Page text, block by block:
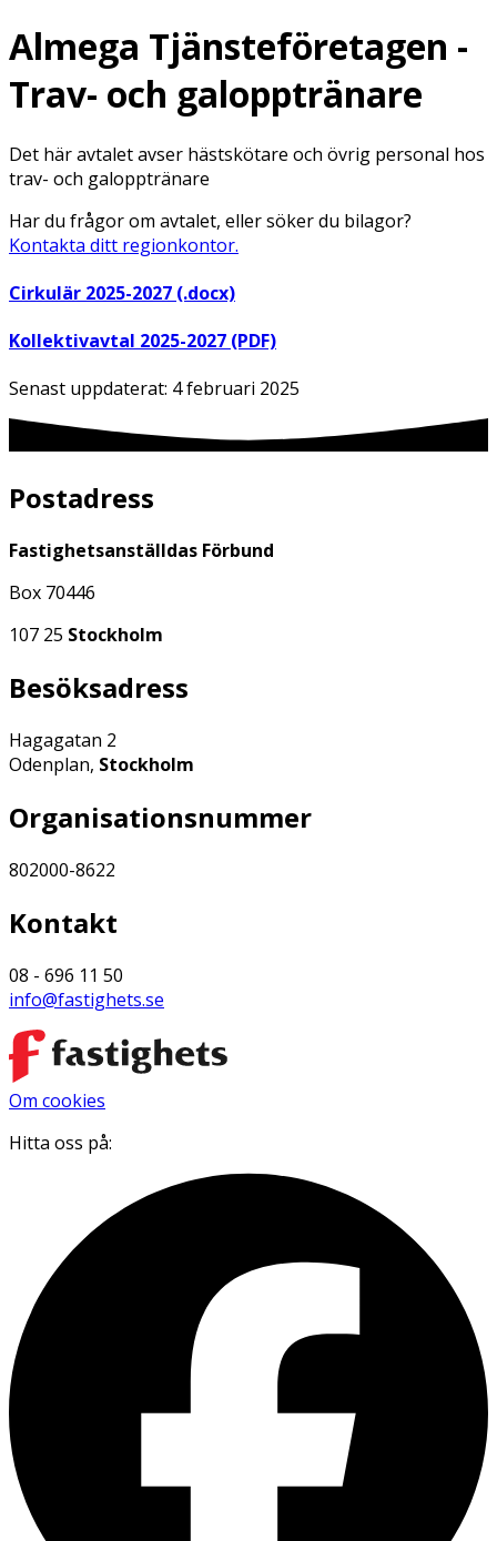
Almega Tjänsteföretagen -
Trav- och galopptränare
Det här avtalet avser hästskötare och övrig personal hos
trav- och galopptränare
Har du frågor om avtalet, eller söker du bilagor?
Kontakta ditt regionkontor.
Cirkulär 2025-2027 (.docx)
Kollektivavtal 2025-2027 (PDF)
Senast uppdaterat: 4 februari 2025
Postadress
Fastighetsanställdas Förbund
Box 70446
107 25 Stockholm
Besöksadress
Hagagatan 2
Odenplan, Stockholm
Organisationsnummer
802000-8622
Kontakt
08 - 696 11 50
info@fastighets.se
Om cookies
Hitta oss på: